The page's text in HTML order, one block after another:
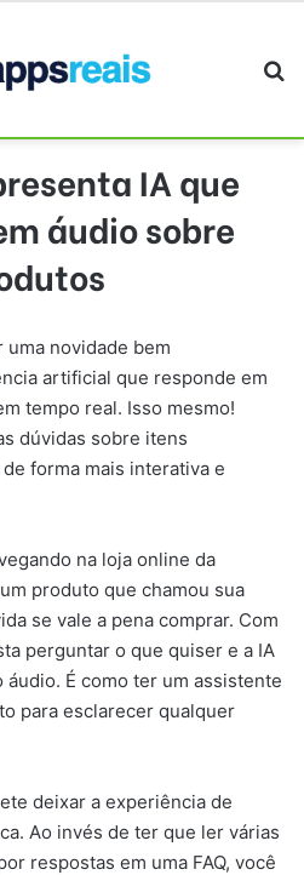
IA que
áudio sobre
uma novidade bem
artificial que responde em
tempo real. Isso mesmo!
dúvidas sobre itens
forma mais interativa e
na loja online da
produto que chamou sua
se vale a pena comprar. Com
perguntar o que quiser e a IA
É como ter um assistente
para esclarecer qualquer
deixar a experiência de
Ao invés de ter que ler várias
respostas em uma FAQ, você